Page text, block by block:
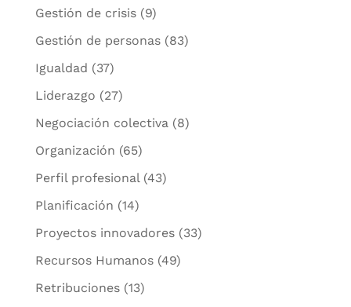
Gestión de crisis(9)
Gestión de personas(83)
Igualdad (37)
Liderazgo (27)
Negociación colectiva(8)
Organización (65)
Perfil profesional(43)
Planificación (14)
Proyectos innovadores(33)
Recursos Humanos(49)
Retribuciones(13)